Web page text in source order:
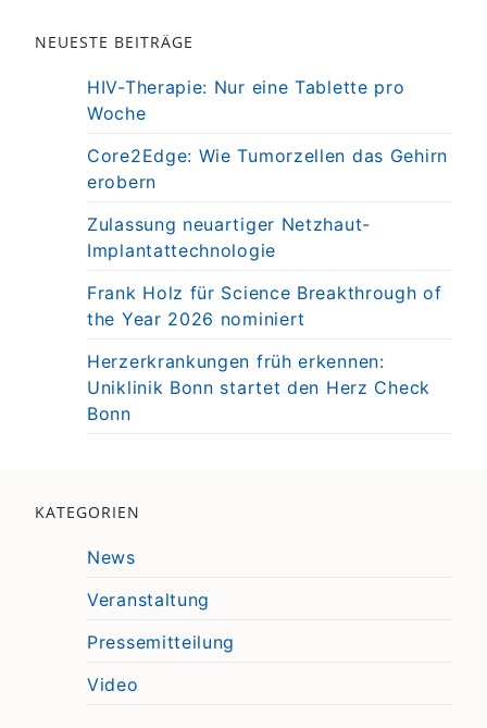
NEUESTE BEITRÄGE
HIV-Therapie: Nur eine Tablette pro
Woche
Core2Edge: Wie Tumorzellen das Gehirn
erobern
Zulassung neuartiger Netzhaut-
Implantattechnologie
Frank Holz für Science Breakthrough of
the Year 2026 nominiert
Herzerkrankungen früh erkennen:
Uniklinik Bonn startet den Herz Check
Bonn
KATEGORIEN
News
Veranstaltung
Pressemitteilung
Video